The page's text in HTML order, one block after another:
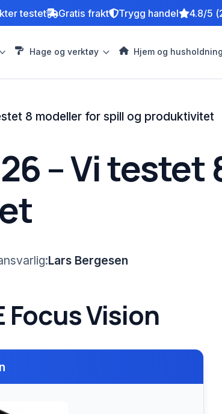
testet Gratis frakt Trygg handel 4.8/5
Hage og verktøy Hjem og husholdning
8 modeller for spill og produktivitet
– Vi testet
Lars Bergesen
Focus Vision